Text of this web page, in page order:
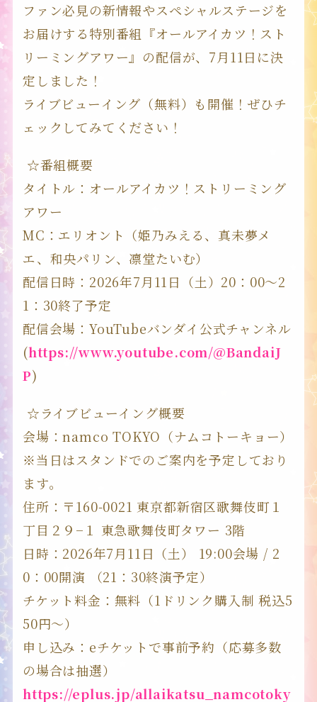
ALL AIKATSU！
OFFICIAL PORTAL SITE
TOPICS
SERIES
IDOL
ファン必見の新情報やスペシャルステージを
お届けする特別番組『オールアイカツ！スト
リーミングアワー』の配信が、7月11日に決
定しました！
ライブビューイング（無料）も開催！ぜひチ
ェックしてみてください！
☆番組概要
タイトル：オールアイカツ！ストリーミング
アワー
MC：エリオント（姫乃みえる、真未夢メ
エ、和央パリン、凛堂たいむ）
配信日時：2026年7月11日（土）20：00～2
1：30終了予定
配信会場：YouTubeバンダイ公式チャンネル
(https://www.youtube.com/@BandaiJ
P)
☆ライブビューイング概要
会場：namco TOKYO（ナムコトーキョー）
※当日はスタンドでのご案内を予定しており
ます。
住所：〒160-0021 東京都新宿区歌舞伎町１
丁目２９−１ 東急歌舞伎町タワー 3階
日時：2026年7月11日（土） 19:00会場 / 2
0：00開演 （21：30終演予定）
チケット料金：無料（1ドリンク購入制 税込5
50円～）
申し込み：eチケットで事前予約（応募多数
の場合は抽選）
https://eplus.jp/allaikatsu_namcotoky